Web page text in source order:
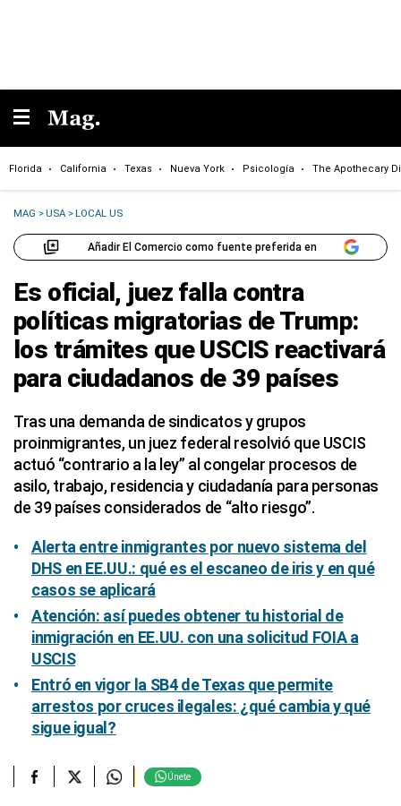
Florida California Texas Nueva York Psicología The Apothecary
MAG >USA >LOCAL US
Añadir El Comercio como fuente preferida en
Es oficial, juez falla contra
políticas migratorias de Trump:
los trámites que USCIS reactivará
para ciudadanos de 39 países
Tras una demanda de sindicatos y grupos
proinmigrantes, un juez federal resolvió que USCIS
actuó “contrario a la ley” al congelar procesos de
asilo, trabajo, residencia y ciudadanía para personas
de 39 países considerados de “alto riesgo”.
Alerta entre inmigrantes por nuevo sistema del
DHS en EE.UU.: qué es el escaneo de iris y en qué
casos se aplicará
Atención: así puedes obtener tu historial de
inmigración en EE.UU. con una solicitud FOIA a
USCIS
Entró en vigor la SB4 de Texas que permite
arrestos por cruces ilegales: ¿qué cambia y qué
sigue igual?
Únete